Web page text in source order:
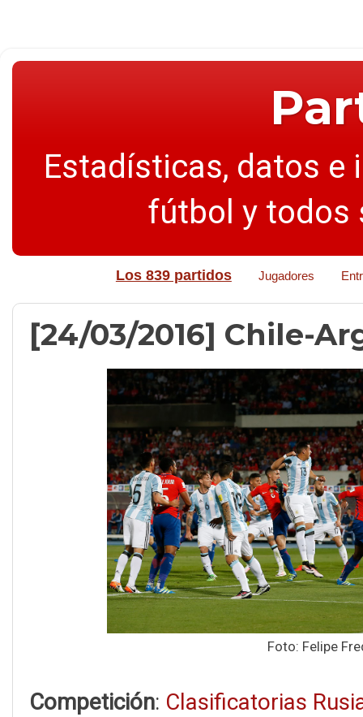
Estadísticas, datos e
fútbol y todos
Los 839 partidos Jugadores
[24/03/2016] Chile-
Foto: Felipe
Competición: Clasificatorias